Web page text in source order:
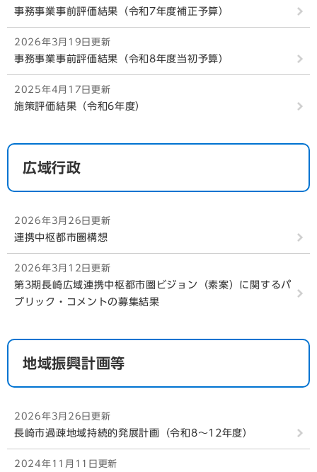
事務事業事前評価結果（令和7年度補正予算）
2026年3月19日更新
事務事業事前評価結果（令和8年度当初予算）
2025年4月17日更新
施策評価結果（令和6年度）
広域行政
2026年3月26日更新
連携中枢都市圏構想
2026年3月12日更新
第3期長崎広域連携中枢都市圏ビジョン（素案）に関するパ
ブリック・コメントの募集結果
地域振興計画等
2026年3月26日更新
長崎市過疎地域持続的発展計画（令和8～12年度）
2024年11月11日更新